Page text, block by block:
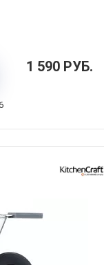
72656R
1 590 РУБ.